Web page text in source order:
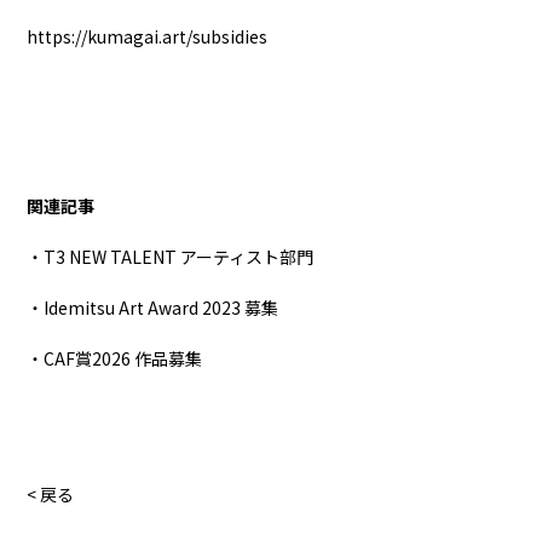
https://kumagai.art/subsidies
関連記事
・T3 NEW TALENT アーティスト部門
・Idemitsu Art Award 2023 募集
・CAF賞2026 作品募集
< 戻る